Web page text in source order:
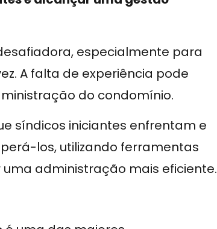
especialmente para
A falta de experiência pode
do condomínio.
síndicos iniciantes enfrentam e
los, utilizando ferramentas
administração mais eficiente.